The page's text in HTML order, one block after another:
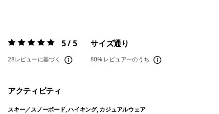
評価:5 / 5 5 / 5
28レビューに基づく
サイズ通り
80%レビュアーのうち
アクティビティ
スキー／スノーボード, ハイキング, カジュアルウェア